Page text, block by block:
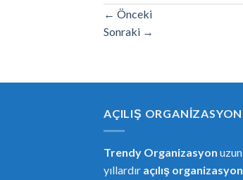
← Önceki
Sonraki →
AÇILIŞ
Trendy Organizasyon uzun
yıllardır açılış